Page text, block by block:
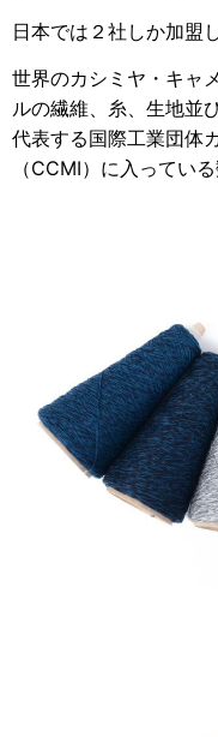
日本では２社しか加盟
世界のカシミヤ・キャ
ルの繊維、糸、生地並
代表する国際工業団体
（CCMI）に入ってい